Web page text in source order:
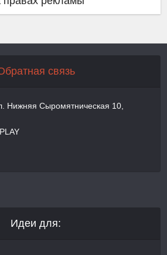
связь
Нижняя Сыромятническая 10,
Идеи для: